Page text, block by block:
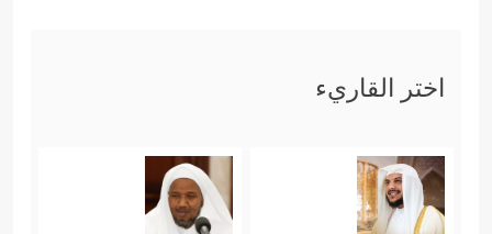
مكشوفة لقومه من خلال النقاط الآتية:
- أنه واضح معهم يتكلم بالحجة والدليل
﴿قَالَ یَـٰقَوۡمِ أَرَءَیۡتُمۡ إِن كُنتُ عَلَىٰ بَیِّنَةࣲ مِّن رَّبِّی﴾
اختر القاريء